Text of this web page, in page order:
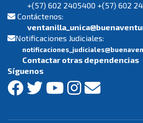
+(57) 602 2405400 +(57) 602
Contáctenos:
Notificaciones Judiciales:
Contactar otras dependencias
Síguenos